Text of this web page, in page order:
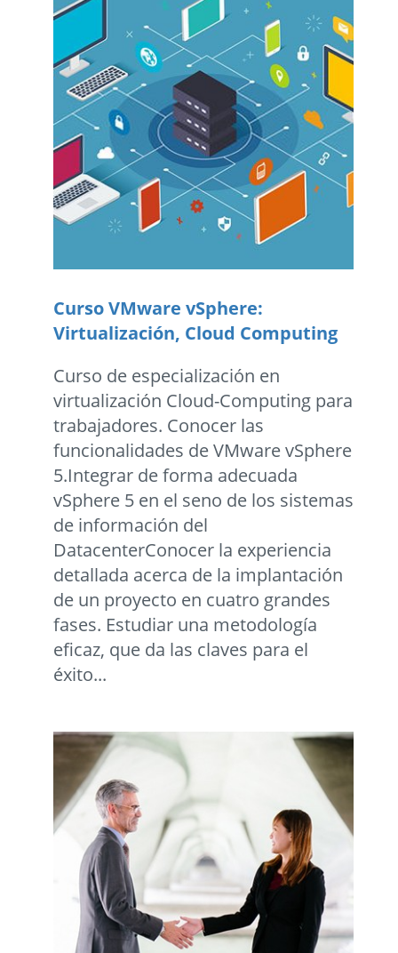
Curso VMware vSphere:
Virtualización, Cloud Computing
Curso de especialización en
virtualización Cloud-Computing para
trabajadores. Conocer las
funcionalidades de VMware vSphere
5.Integrar de forma adecuada
vSphere 5 en el seno de los sistemas
de información del
DatacenterConocer la experiencia
detallada acerca de la implantación
de un proyecto en cuatro grandes
fases. Estudiar una metodología
eficaz, que da las claves para el
éxito...